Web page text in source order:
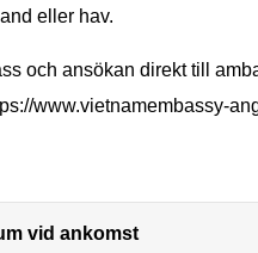
eller hav.
och ansökan direkt till
www.vietnamembassy-
vid ankomst